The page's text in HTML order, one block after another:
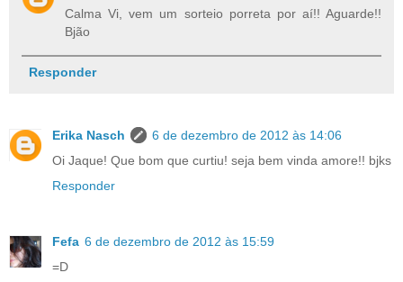
Calma Vi, vem um sorteio porreta por aí!! Aguarde!!
Bjão
Responder
Erika Nasch
6 de dezembro de 2012 às 14:06
Oi Jaque! Que bom que curtiu! seja bem vinda amore!! bjks
Responder
Fefa 6 de dezembro de 2012 às 15:59
=D